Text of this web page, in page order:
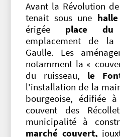
Avant la Révolution
tenait sous une
érigée place du
emplacement de la
Gaulle. Les
notamment la «
du ruisseau, le
l'installation de la
bourgeoise, édifiée
couvent des
municipalité à
marché couvert,